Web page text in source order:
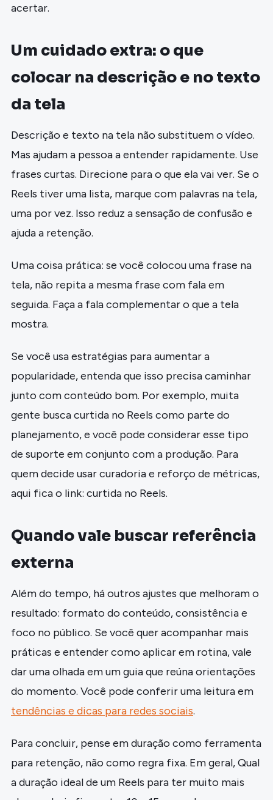
acertar.
Um cuidado extra: o que
colocar na descrição e no texto
da tela
Descrição e texto na tela não substituem o vídeo.
Mas ajudam a pessoa a entender rapidamente. Use
frases curtas. Direcione para o que ela vai ver. Se o
Reels tiver uma lista, marque com palavras na tela,
uma por vez. Isso reduz a sensação de confusão e
ajuda a retenção.
Uma coisa prática: se você colocou uma frase na
tela, não repita a mesma frase com fala em
seguida. Faça a fala complementar o que a tela
mostra.
Se você usa estratégias para aumentar a
popularidade, entenda que isso precisa caminhar
junto com conteúdo bom. Por exemplo, muita
gente busca curtida no Reels como parte do
planejamento, e você pode considerar esse tipo
de suporte em conjunto com a produção. Para
quem decide usar curadoria e reforço de métricas,
aqui fica o link: curtida no Reels.
Quando vale buscar referência
externa
Além do tempo, há outros ajustes que melhoram o
resultado: formato do conteúdo, consistência e
foco no público. Se você quer acompanhar mais
práticas e entender como aplicar em rotina, vale
dar uma olhada em um guia que reúna orientações
do momento. Você pode conferir uma leitura em
tendências e dicas para redes sociais.
Para concluir, pense em duração como ferramenta
para retenção, não como regra fixa. Em geral, Qual
a duração ideal de um Reels para ter muito mais